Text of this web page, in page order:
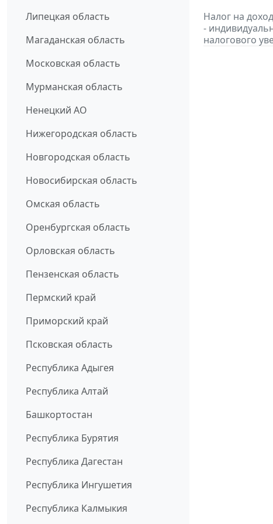
Липецкая область
Магаданская область
Московская область
Мурманская область
Ненецкий АО
Нижегородская область
Новгородская область
Новосибирская область
Омская область
Оренбургская область
Орловская область
Пензенская область
Пермский край
Приморский край
Псковская область
Республика Адыгея
Республика Алтай
Башкортостан
Республика Бурятия
Республика Дагестан
Республика Ингушетия
Республика Калмыкия
Налог на
-
налогового